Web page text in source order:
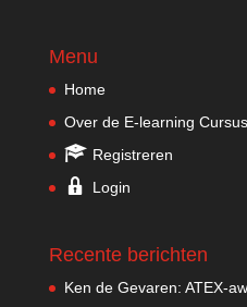
Menu
Home
Over de E-learning
Registreren
Login
Recente berichten
Ken de Gevaren: ATEX-